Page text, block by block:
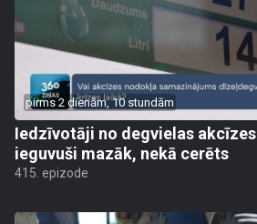
pirms 2 dienām, 10 stundām
Iedzīvotāji no degvielas
ieguvuši mazāk, nekā cerēts
415. epizode